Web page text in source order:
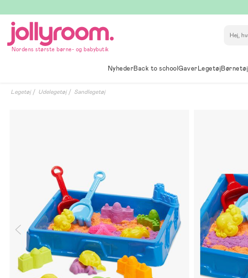
till
innehållet
Nordens største børne- og babybutik
NyhederBack to schoolGaverLegetøjBørnetøj
Legetøj Udelegetøj Sandlegetøj